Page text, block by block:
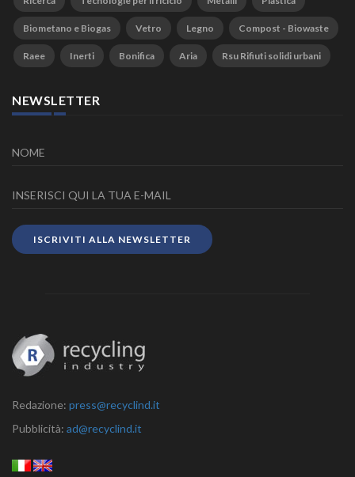
Biometano e Biogas Vetro Legno Compost - Biowaste
Raee Inerti Bonifica Aria Rsu Rifiuti solidi urbani
NEWSLETTER
ISCRIVITI ALLA NEWSLETTER
Redazione: press@recyclind.it
Pubblicità: ad@recyclind.it